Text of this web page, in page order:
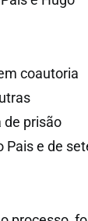
coautoria
de prisão
Pais e de